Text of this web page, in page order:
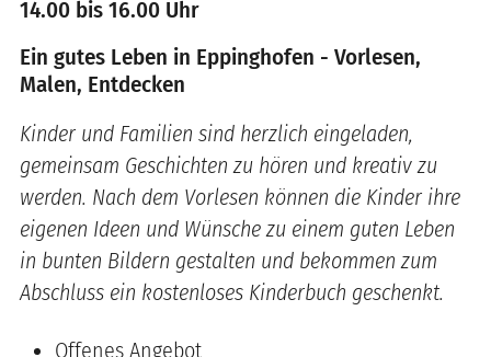
14.00 bis 16.00 Uhr
Ein gutes Leben in Eppinghofen - Vorlesen,
Malen, Entdecken
Kinder und Familien sind herzlich eingeladen,
gemeinsam Geschichten zu hören und kreativ zu
werden. Nach dem Vorlesen können die Kinder ihre
eigenen Ideen und Wünsche zu einem guten Leben
in bunten Bildern gestalten und bekommen zum
Abschluss ein kostenloses Kinderbuch geschenkt.
Offenes Angebot